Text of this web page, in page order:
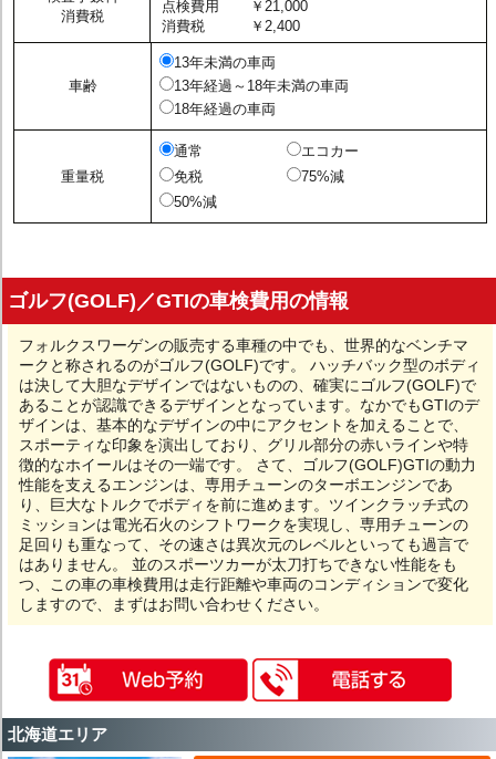
消費税
点検費用
￥21,000
消費税
￥2,400
車齢
13年未満の車両
13年経過～18年未満の車両
18年経過の車両
重量税
通常
エコカー
免税
75%減
50%減
ゴルフ(GOLF)／GTIの車検費用の情報
フォルクスワーゲンの販売する車種の中でも、世界的なベンチマ
ークと称されるのがゴルフ(GOLF)です。 ハッチバック型のボディ
は決して大胆なデザインではないものの、確実にゴルフ(GOLF)で
あることが認識できるデザインとなっています。なかでもGTIのデ
ザインは、基本的なデザインの中にアクセントを加えることで、
スポーティな印象を演出しており、グリル部分の赤いラインや特
徴的なホイールはその一端です。 さて、ゴルフ(GOLF)GTIの動力
性能を支えるエンジンは、専用チューンのターボエンジンであ
り、巨大なトルクでボディを前に進めます。ツインクラッチ式の
ミッションは電光石火のシフトワークを実現し、専用チューンの
足回りも重なって、その速さは異次元のレベルといっても過言で
はありません。 並のスポーツカーが太刀打ちできない性能をも
つ、この車の車検費用は走行距離や車両のコンディションで変化
しますので、まずはお問い合わせください。
北海道エリア